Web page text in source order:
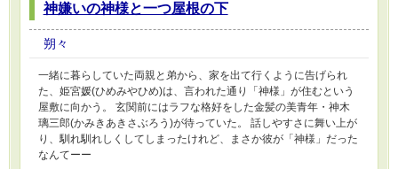
神嫌いの神様と一つ屋根の下
朔々
一緒に暮らしていた両親と弟から、家を出て行くように告げられ
た、姫宮媛(ひめみやひめ)は、言われた通り「神様」が住むという
屋敷に向かう。 玄関前にはラフな格好をした金髪の美青年・神木
璃三郎(かみきあきさぶろう)が待っていた。 話しやすさに舞い上が
り、馴れ馴れしくしてしまったけれど、まさか彼が「神様」だった
なんてーー